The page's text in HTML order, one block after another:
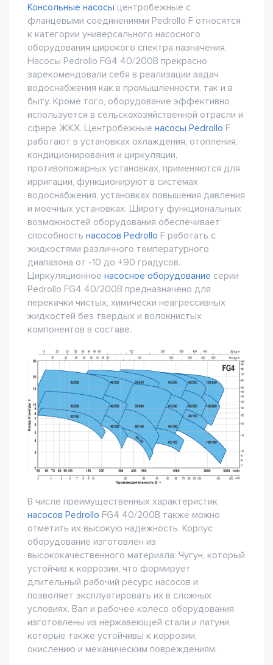
Консольные насосы центробежные с
фланцевыми соединениями Pedrollo F относятся
к категории универсального насосного
оборудования широкого спектра назначения.
Насосы Pedrollo FG4 40/200B прекрасно
зарекомендовали себя в реализации задач
водоснабжения как в промышленности, так и в
быту. Кроме того, оборудование эффективно
используется в сельскохозяйственной отрасли и
сфере ЖКХ. Центробежные насосы Pedrollo F
работают в установках охлаждения, отопления,
кондиционирования и циркуляции,
противопожарных установках, применяются для
ирригации, функционируют в системах
водоснабжения, установках повышения давления
и моечных установках. Широту функциональных
возможностей оборудования обеспечивает
способность насосов Pedrollo F работать с
жидкостями различного температурного
диапазона от -10 до +90 градусов.
Циркуляционное насосное оборудование серии
Pedrollo FG4 40/200B предназначено для
перекачки чистых, химически неагрессивных
жидкостей без твердых и волокнистых
компонентов в составе.
В числе преимущественных характеристик
насосов Pedrollo FG4 40/200B также можно
отметить их высокую надежность. Корпус
оборудование изготовлен из
высококачественного материала: Чугун, который
устойчив к коррозии, что формирует
длительный рабочий ресурс насосов и
позволяет эксплуатировать их в сложных
условиях. Вал и рабочее колесо оборудования
изготовлены из нержавеющей стали и латуни,
которые также устойчивы к коррозии,
окислению и механическим повреждениям.